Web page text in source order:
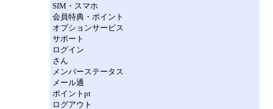
SIM・スマホ
会員特典・ポイント
オプションサービス
サポート
ログイン
さん
メンバーステータス
メール通
ポイントpt
ログアウト